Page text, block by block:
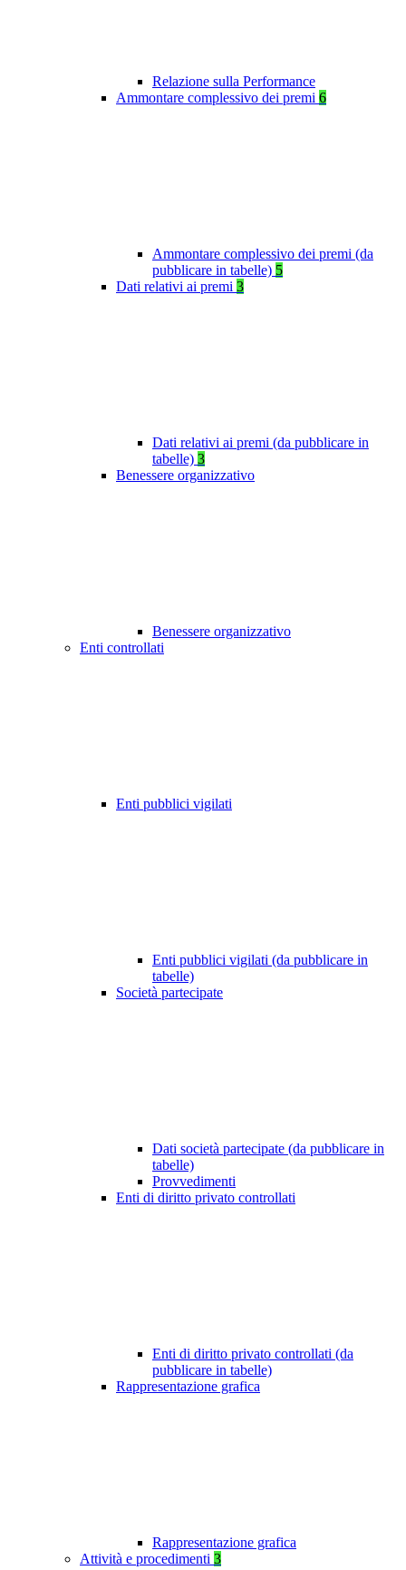
Relazione sulla Performance
Ammontare complessivo dei premi 6
Ammontare complessivo dei premi (da
pubblicare in tabelle) 5
Dati relativi ai premi 3
Dati relativi ai premi (da pubblicare in
tabelle) 3
Benessere organizzativo
Benessere organizzativo
Enti controllati
Enti pubblici vigilati
Enti pubblici vigilati (da pubblicare in
tabelle)
Società partecipate
Dati società partecipate (da pubblicare in
tabelle)
Provvedimenti
Enti di diritto privato controllati
Enti di diritto privato controllati (da
pubblicare in tabelle)
Rappresentazione grafica
Rappresentazione grafica
Attività e procedimenti 3